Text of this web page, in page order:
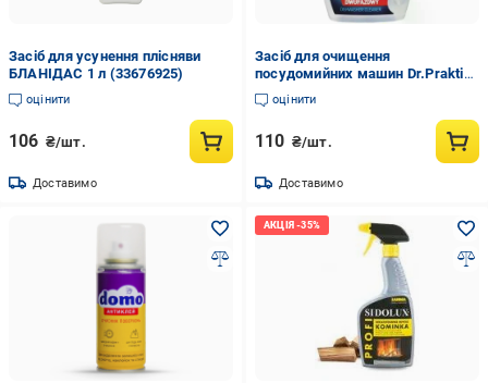
Засіб для усунення плісняви
БЛАНІДАС 1 л (33676925)
оцінити
106 ₴/шт.
Доставимо
Засіб для очищення
посудомийних машин Dr.Prakti
250 мл (777336)
оцінити
110 ₴/шт.
Доставимо